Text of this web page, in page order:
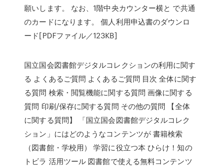
願いします。 なお、1階中央カウンター横と で共通
のカードになります。 個人利用申込書のダウンロ
ード[PDFファイル／123KB]
国立国会図書館デジタルコレクションの利用に関す
る よくあるご質問 よくあるご質問 目次 全体に関す
る質問 検索・閲覧機能に関する質問 画像に関する
質問 印刷/保存に関する質問 その他の質問 【全体
に関する質問】 「国立国会図書館デジタルコレク
ション」にはどのようなコンテンツが 書籍検索
（図書館・学校用） 学習に役立つ本 ひらけ！知の
トビラ 活用ツール 図書館で使える無料コンテンツ